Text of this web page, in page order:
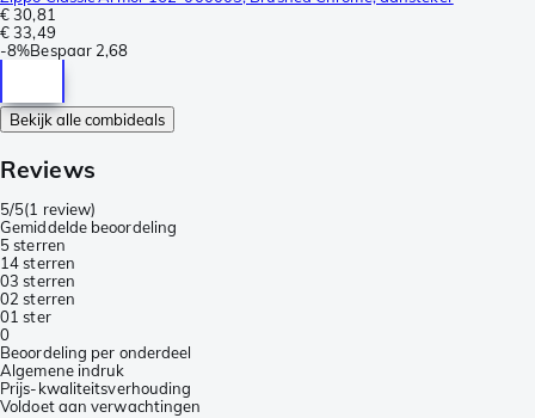
€ 30,81
€ 33,49
-8%Bespaar 2,68
Bekijk alle combideals
Reviews
5/5(1 review)
Gemiddelde beoordeling
5 sterren
14 sterren
03 sterren
02 sterren
01 ster
0
Beoordeling per onderdeel
Algemene indruk
Prijs-kwaliteitsverhouding
Voldoet aan verwachtingen